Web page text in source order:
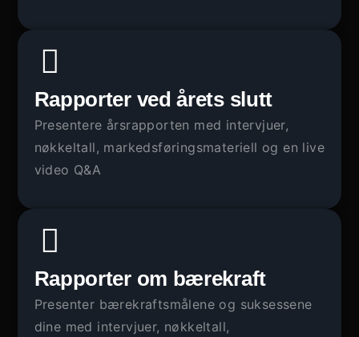
Rapporter ved årets slutt
Presentere årsrapporten med intervjuer,
nøkkeltall, markedsføringsmateriell og en live
video Q&A
Rapporter om bærekraft
Presenter bærekraftsmålene og suksessene
dine med intervjuer, nøkkeltall,